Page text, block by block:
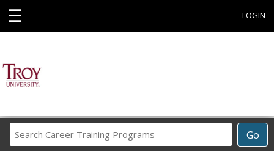
☰ LOGIN
Go
Career